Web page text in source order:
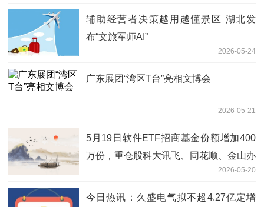
辅助经营者决策越用越懂景区 湖北发
布“文旅军师AI”
2026-05-24
广东展团“湾区T台”亮相文博会
2026-05-21
5月19日软件ETF招商基金份额增加400
万份，重仓股科大讯飞、同花顺、金山办
2026-05-20
今日热讯：久盛电气拟不超4.27亿定增